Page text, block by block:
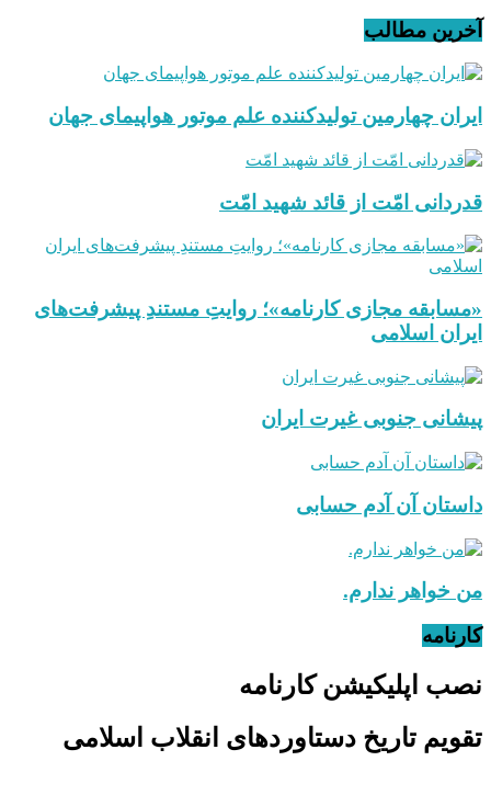
آخرین مطالب
ایران چهارمین تولیدکننده علم موتور هواپیمای جهان
قدردانی امّت از قائد شهید امّت
«مسابقه مجازی کارنامه»؛ روایتِ مستندِ پیشرفت‌های
ایران اسلامی
پیشانی جنوبی غیرت ایران
داستان آن آدم حسابی
من خواهر ندارم.
کارنامه
نصب اپلیکیشن کارنامه
تقویم تاریخ دستاوردهای انقلاب اسلامی